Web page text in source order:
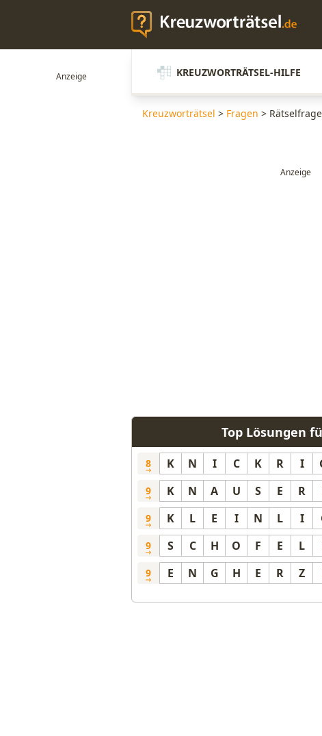
KREUZWORTRÄTSEL-HILFE
Kreuzworträtsel > Fragen >
Top Lösungen
8 K N I C K R I
9 K N A U S E R
9 K L E I N L I
9 S C H O F E L
9 E N G H E R Z